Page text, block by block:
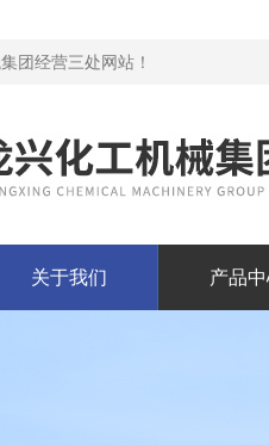
团经营三处网站！
关于我们 产品